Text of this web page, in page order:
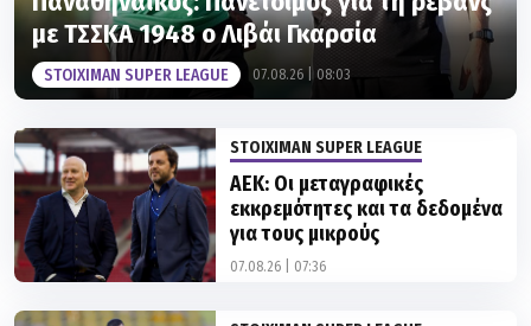
STOIXIMAN SUPER LEAGUE 07.08.26 | 08:03
STOIXIMAN SUPER LEAGUE
εκκρεμότητες και τα δεδομένα
για τους μικρούς
07.08.26 | 07:36
STOIXIMAN SUPER LEAGUE